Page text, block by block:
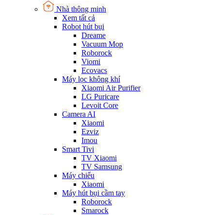
Nhà thông minh
Xem tất cả
Robot hút bụi
Dreame
Vacuum Mop
Roborock
Viomi
Ecovacs
Máy lọc không khí
Xiaomi Air Purifier
LG Puricare
Levoit Core
Camera AI
Xiaomi
Ezviz
Imou
Smart Tivi
TV Xiaomi
TV Samsung
Máy chiếu
Xiaomi
Máy hút bụi cầm tay
Roborock
Smarock